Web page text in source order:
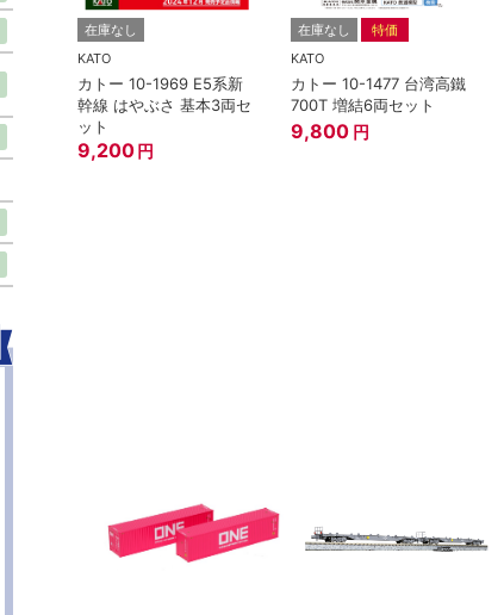
在庫なし
KATO
カトー 10-1969 E5系新
幹線 はやぶさ 基本3両セ
ット
9,200 円
在庫なし
特価
KATO
カトー 10-1477 台湾高鐵
700T 増結6両セット
9,800 円